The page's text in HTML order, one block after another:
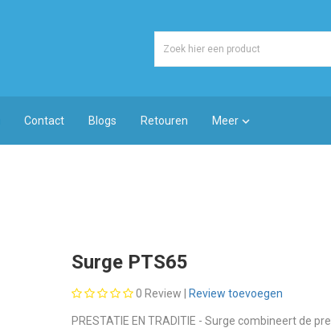
Contact Blogs Retouren Meer 
Surge PTS65
0 Review | Review toevoegen
PRESTATIE EN TRADITIE - Surge combineert de